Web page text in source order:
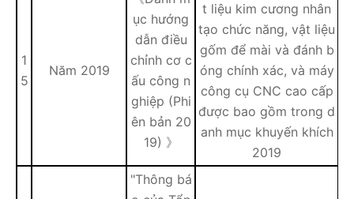
1
5
Năm 2019
ục hướng
dẫn điều
chỉnh cơ c
ấu công n
ghiệp (Phi
ên bản 20
19) 》
t liệu kim cương nhân
tạo chức năng, vật liệu
gốm để mài và đánh b
óng chính xác, và máy
công cụ CNC cao cấp
được bao gồm trong d
anh mục khuyến khích
2019
"Thông bá